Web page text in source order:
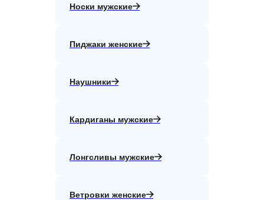
Носки мужские
Пиджаки женские
Наушники
Кардиганы мужские
Лонгсливы мужские
Ветровки женские